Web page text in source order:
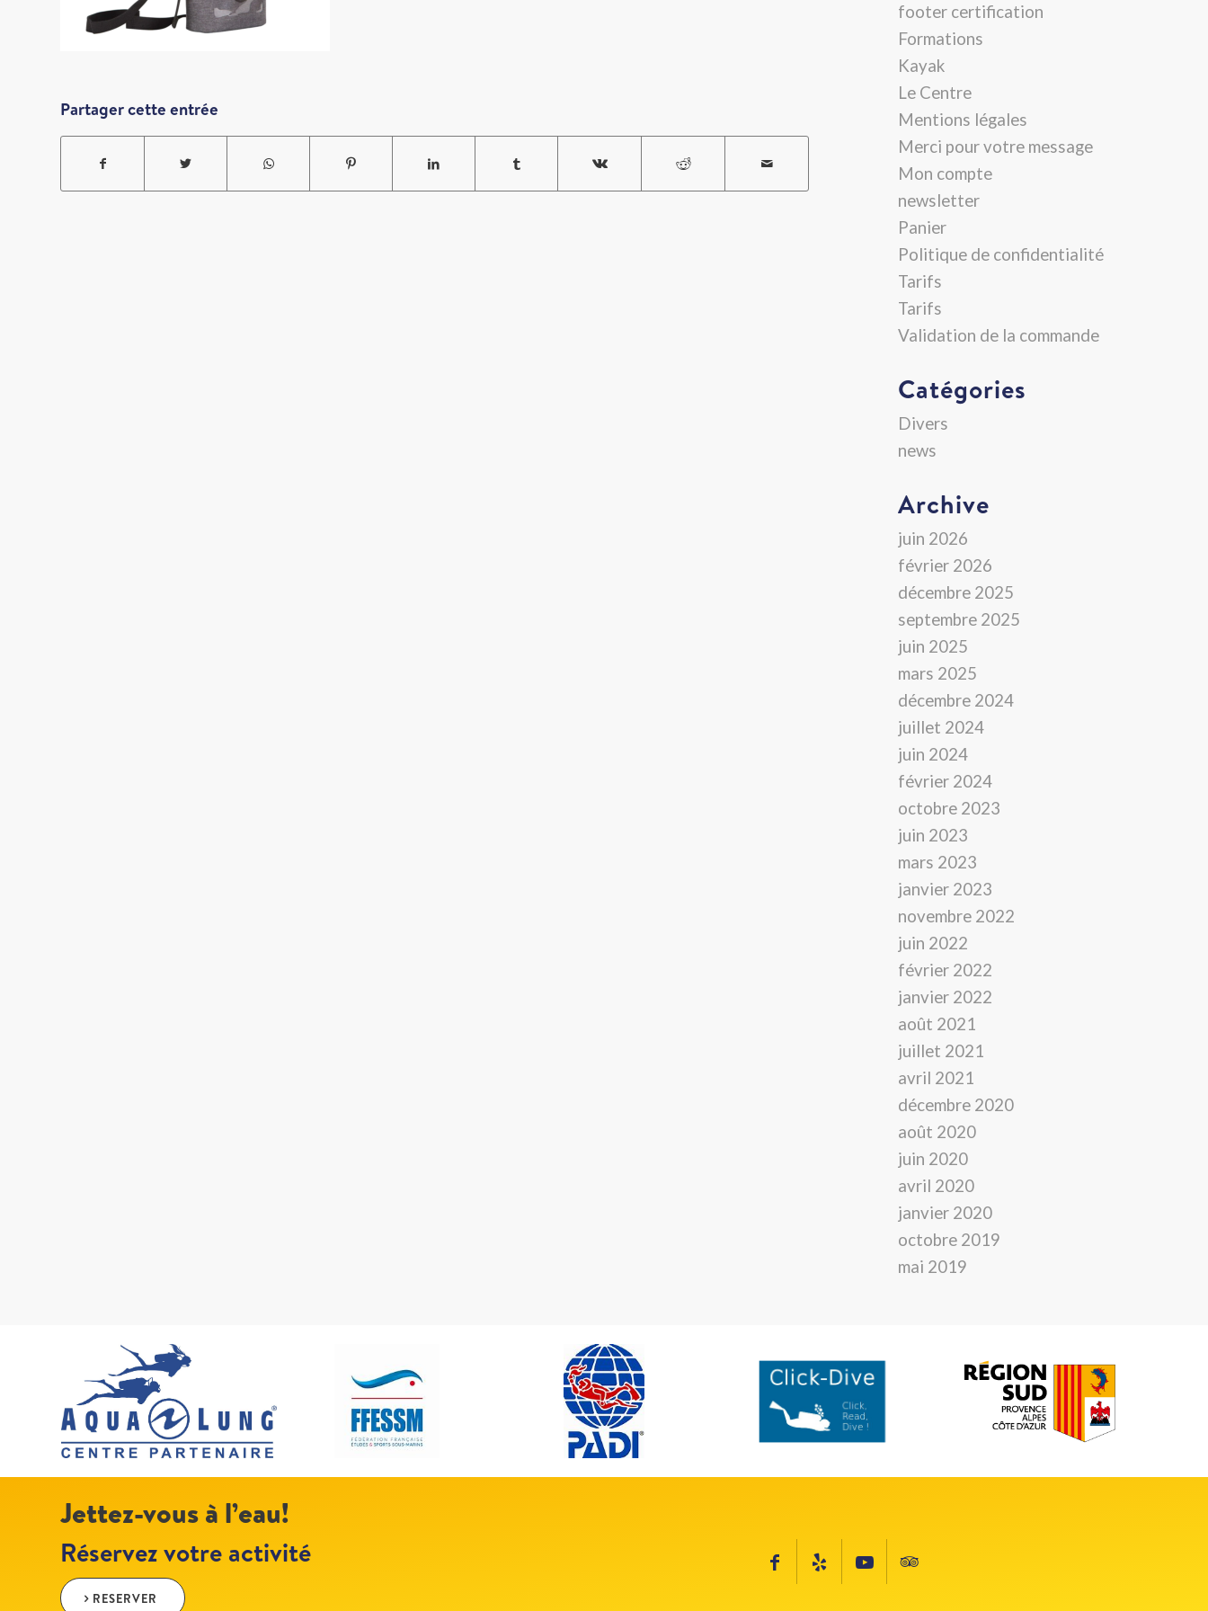
Partager cette entrée
footer certification
Formations
Kayak
Le Centre
Mentions légales
Merci pour votre message
Mon compte
newsletter
Panier
Politique de confidentialité
Tarifs
Tarifs
Validation de la commande
Catégories
Divers
news
Archive
juin 2026
février 2026
décembre 2025
septembre 2025
juin 2025
mars 2025
décembre 2024
juillet 2024
juin 2024
février 2024
octobre 2023
juin 2023
mars 2023
janvier 2023
novembre 2022
juin 2022
février 2022
janvier 2022
août 2021
juillet 2021
avril 2021
décembre 2020
août 2020
juin 2020
avril 2020
janvier 2020
octobre 2019
mai 2019
Jettez-vous à l’eau!
Réservez votre activité
RESERVER